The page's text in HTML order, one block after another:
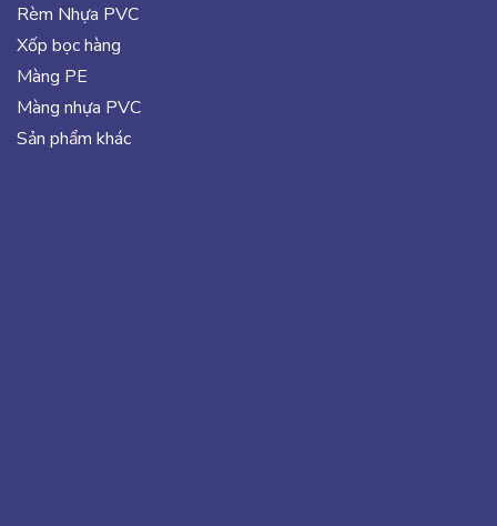
Rèm Nhựa PVC
Xốp bọc hàng
Màng PE
Màng nhựa PVC
Sản phẩm khác